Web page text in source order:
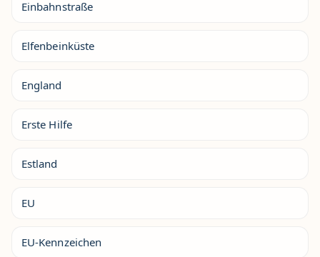
Einbahnstraße
Elfenbeinküste
England
Erste Hilfe
Estland
EU
EU-Kennzeichen